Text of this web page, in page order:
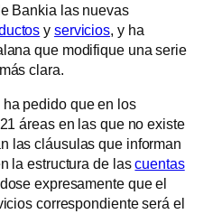
Bankia las nuevas
y servicios, y ha
que modifique una serie
clara.
pedido que en los
áreas en las que no existe
las cláusulas que informan
la estructura de lascuentas
expresamente que el
correspondiente será el